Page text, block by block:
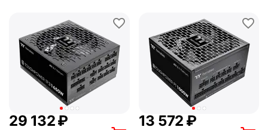
29 132₽ 13 572 ₽